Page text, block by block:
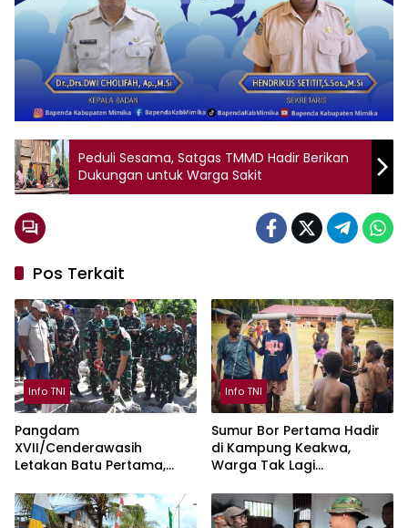
Peduli Sesama, Satgas TMMD Hadir Berikan
Dukungan untuk Warga Sakit
Pos Terkait
Info TNI
Pangdam
XVII/Cenderawasih
Letakan Batu Pertama,
Garuda Merah Putih di
Mimika
Info TNI
Sumur Bor Pertama Hadir
di Kampung Keakwa,
Warga Tak Lagi